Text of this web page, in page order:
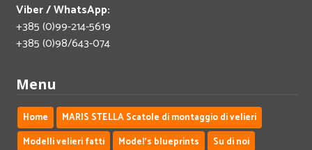
Viber / WhatsApp:
+385 (0)99-214-5619
+385 (0)98/643-074
Menu
Home
MARIS STELLA Scatole di montaggio di velieri
Modelli velieri fatti
Model's blueprints
Su di noi